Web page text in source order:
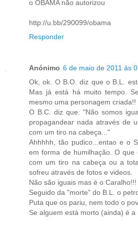
o OBAMA não autorizou
http://u.bb/290099/obama
Responder
Anónimo 6 de maio de 2011 às
Ok, ok. O B.O. diz que o B.L.
Mas já está há muito tempo.
mesmo uma personagem criada!!
O B.C. diz que: "Não somos
propagandear nada através de
com um tiro na cabeça..."
Ahhhhh, tão pudico...entao e o
em forma de humilhação. O
com um tiro na cabeça ou a
sofreu através de fotos e videos.
Não são iguais mas é o Caralho!!!
Seguido da "morte" do B.L. o
Puta que os pariu, nem todo o
Se alguem está morto (ainda) é a